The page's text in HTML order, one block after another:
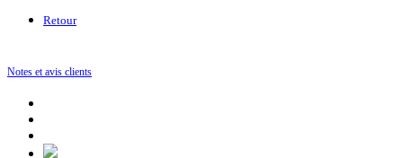
Retour
Notes et avis clients